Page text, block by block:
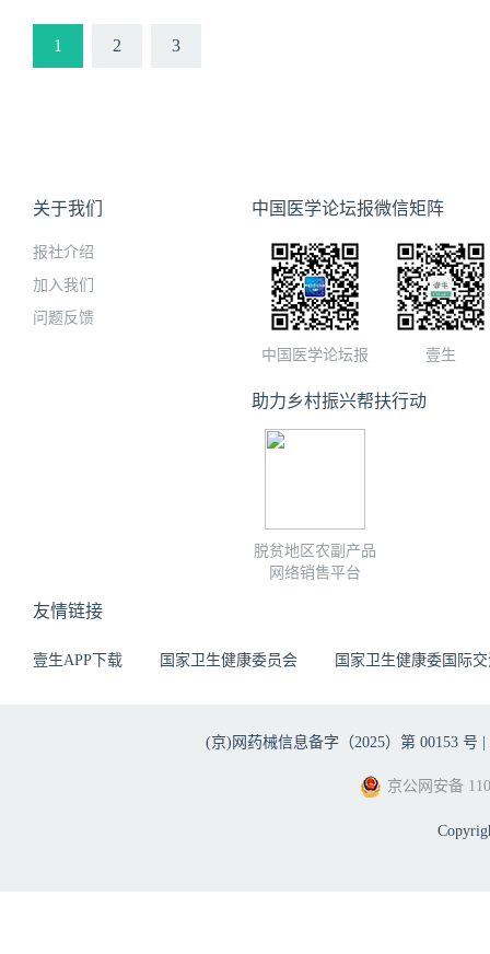
1 2 3
关于我们
报社介绍
加入我们
问题反馈
中国医学论坛报微信矩阵
中国医学论坛报 壹生
助力乡村振兴帮扶行动
脱贫地区农副产品
网络销售平台
友情链接
壹生APP下载 国家卫生健康委员会 国家卫生健康委国际
(京)网药械信息备字（2025）第 00153 号 |
京公网安备